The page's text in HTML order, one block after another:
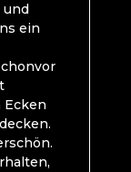
und
ein
Ecken